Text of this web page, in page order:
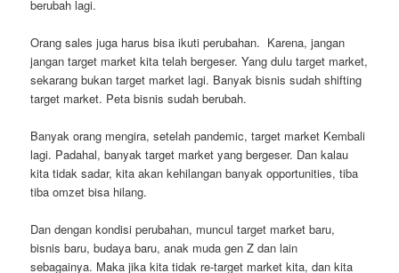
berubah lagi.
Orang sales juga harus bisa ikuti perubahan. Karena, jangan
jangan target market kita telah bergeser. Yang dulu target market,
sekarang bukan target market lagi. Banyak bisnis sudah shifting
target market. Peta bisnis sudah berubah.
Banyak orang mengira, setelah pandemic, target market Kembali
lagi. Padahal, banyak target market yang bergeser. Dan kalau
kita tidak sadar, kita akan kehilangan banyak opportunities, tiba
tiba omzet bisa hilang.
Dan dengan kondisi perubahan, muncul target market baru,
bisnis baru, budaya baru, anak muda gen Z dan lain
sebagainya. Maka jika kita tidak re-target market kita, dan kita